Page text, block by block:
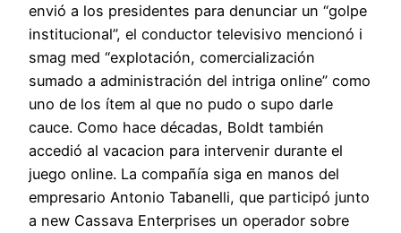
envió a los presidentes para denunciar un “golpe
institucional”, el conductor televisivo mencionó i
smag med “explotación, comercialización
sumado a administración del intriga online” como
uno de los ítem al que no pudo o supo darle
cauce. Como hace décadas, Boldt también
accedió al vacacion para intervenir durante el
juego online. La compañía siga en manos del
empresario Antonio Tabanelli, que participó junto
a new Cassava Enterprises un operador sobre